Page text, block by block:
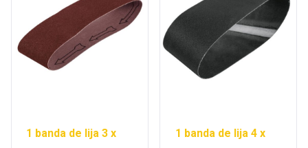
1 banda de lija 3 x
1 banda de lija 4 x